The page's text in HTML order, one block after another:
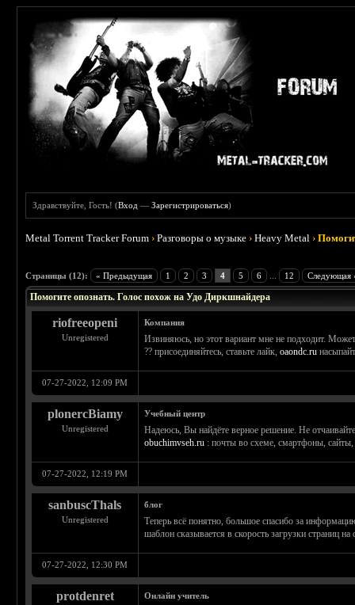
Здравствуйте, Гость! (Вход —Зарегистрироваться)
Metal Torrent Tracker Forum ›Разговоры о музыке ›Heavy Metal ›
Страницы (12): « Предыдущая 1 2 3 4 5 6 12 Следующая
Помогите опознать. Голос похож на Удо Диркшнайдера
riofreeopeni
Unregistered
Компания
Извиняюсь, но этот вариант мне не подходит.
?? присоединяйтесь, ставьте лайк,oaondc.ru
07-27-2022, 12:09 PM
plonercBiamy
Unregistered
Учебный центр
Надеюсь, Вы найдёте верное решение. Не
obuchimvseh.ru : почты во схеме, смартфоны,
07-27-2022, 12:19 PM
sanbuscThals
Unregistered
блог
Теперь всё понятно, большое спасибо за
шаблон сказывается в скорость загрузки страниц
07-27-2022, 12:30 PM
protdenret Онлайн учитель